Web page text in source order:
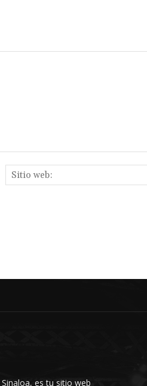
es tu sitio web